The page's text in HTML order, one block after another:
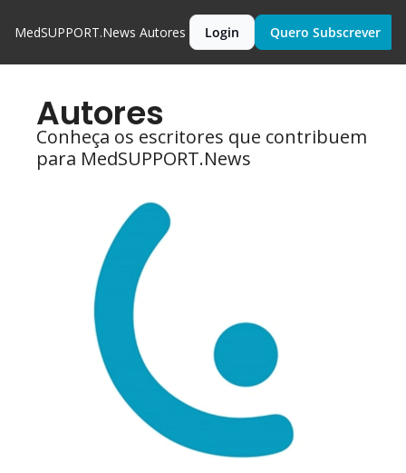
MedSUPPORT.News Autores Login Quero Subscrever
Autores
Conheça os escritores que contribuem
para MedSUPPORT.News